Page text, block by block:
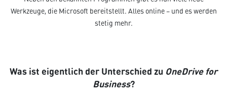
Werkzeuge, die Microsoft bereitstellt. Alles online – und es werden
stetig mehr.
Was ist eigentlich der Unterschied zu OneDrive for
Business?